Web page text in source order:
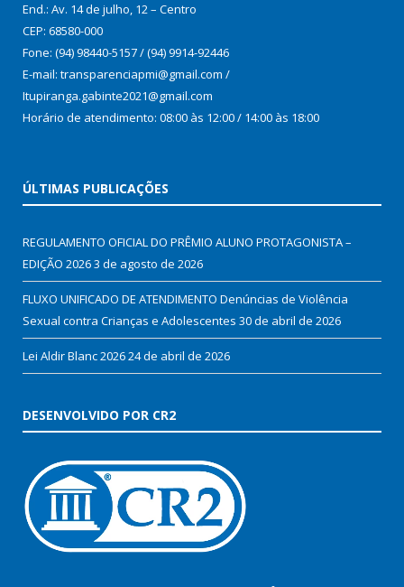
End.: Av. 14 de julho, 12 – Centro
CEP: 68580-000
Fone: (94) 98440-5157 / (94) 9914-92446
E-mail: transparenciapmi@gmail.com /
Itupiranga.gabinte2021@gmail.com
Horário de atendimento: 08:00 às 12:00 / 14:00 às 18:00
ÚLTIMAS PUBLICAÇÕES
REGULAMENTO OFICIAL DO PRÊMIO ALUNO PROTAGONISTA –
EDIÇÃO 20263 de agosto de 2026
FLUXO UNIFICADO DE ATENDIMENTO Denúncias de Violência
Sexual contra Crianças e Adolescentes 30 de abril de 2026
Lei Aldir Blanc 202624 de abril de 2026
DESENVOLVIDO POR CR2